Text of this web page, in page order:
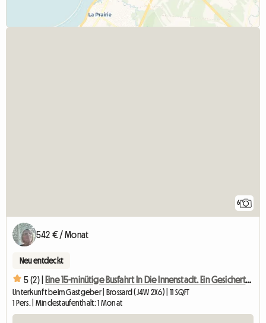
6
542 € / Monat
Neu entdeckt
5 (2) | Eine 15-minütige Busfahrt In Die Innenstadt. Ein Gesichertes Zimmer In Einer Ruhigen
Unterkunft beim Gastgeber | Brossard (J4W 2X6) | 11 SQFT
1 Pers. | Mindestaufenthalt: 1 Monat